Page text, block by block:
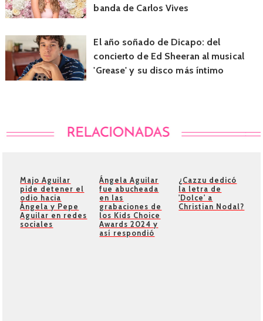
banda de Carlos Vives
El año soñado de Dicapo: del
concierto de Ed Sheeran al musical
'Grease' y su disco más íntimo
Majo Aguilar
pide detener el
odio hacia
Ángela y Pepe
Aguilar en redes
sociales
Ángela Aguilar
fue abucheada
en las
grabaciones de
los Kids Choice
Awards 2024 y
así respondió
¿Cazzu dedicó
la letra de
'Dolce' a
Christian Nodal?